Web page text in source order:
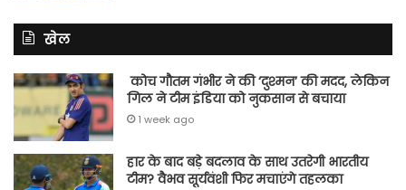
खेल
कोच गौतम गंभीर ने की ‘दुश्मन’ की मदद, लेकिन
गिल ने टीम इंडिया को नुकसान से बचाया
1 week ago
हार के बाद बड़े बदलाव के साथ उतरेगी भारतीय
टीम? वैभव सूर्यवंशी फिर मचाएंगे तहलका